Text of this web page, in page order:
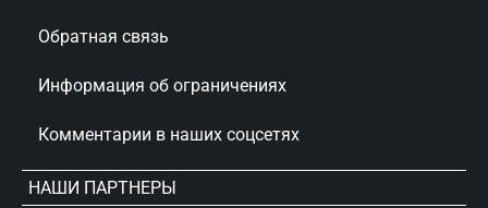
Обратная связь
Информация об ограничениях
Комментарии в наших соцсетях
НАШИ ПАРТНЕРЫ